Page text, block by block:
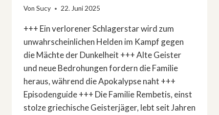
Von Sucy 22. Juni 2025
+++ Ein verlorener Schlagerstar wird zum
unwahrscheinlichen Helden im Kampf gegen
die Mächte der Dunkelheit +++ Alte Geister
und neue Bedrohungen fordern die Familie
heraus, während die Apokalypse naht +++
Episodenguide +++ Die Familie Rembetis, einst
stolze griechische Geisterjäger, lebt seit Jahren